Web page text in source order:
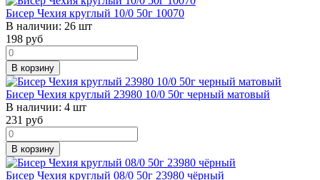
Бисер Чехия круглый 10/0 50г 10070
В наличии: 26 шт
198 руб
В корзину
Бисер Чехия круглый 23980 10/0 50г черный матовый
В наличии: 4 шт
231 руб
В корзину
Бисер Чехия круглый 08/0 50г 23980 чёрный